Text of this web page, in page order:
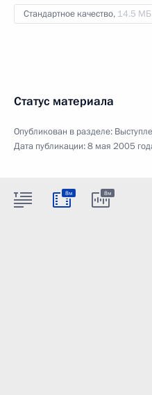
Стандартное качество, 14.5 МБ
Статус материала
Опубликован в разделе:
Дата публикации:8 мая 2005
8м 8м